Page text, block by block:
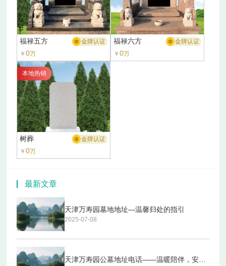
福禄五方
金牌认证
￥0万
福禄六方
金牌认证
￥ 0万
本地热销
树葬
金牌认证
￥0万
最新文章
天津万寿园墓地地址—温馨归处的指引
2025-07-08